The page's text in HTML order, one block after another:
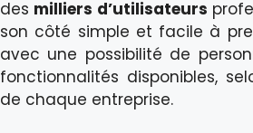
des milliers d’utilisateurs
son côté simple et facile à
avec une possibilité de
fonctionnalités disponibles,
de chaque entreprise.